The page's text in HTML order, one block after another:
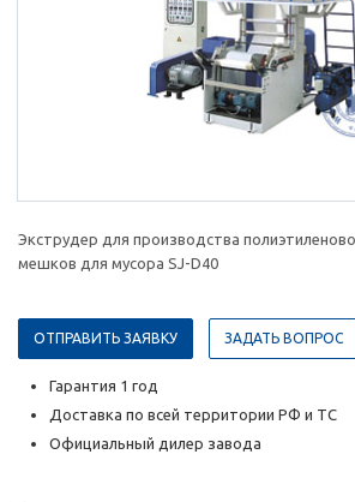
Экструдер для производства
мешков для мусора SJ-D40
ОТПРАВИТЬ ЗАЯВКУ ЗАДАТЬ ВОПРОС
Гарантия 1 год
Доставка по всей территории РФ и ТС
Официальный дилер завода